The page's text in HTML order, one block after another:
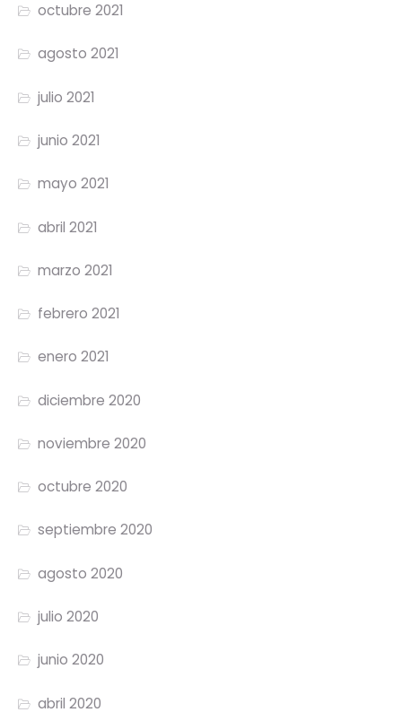
octubre 2021
agosto 2021
julio 2021
junio 2021
mayo 2021
abril 2021
marzo 2021
febrero 2021
enero 2021
diciembre 2020
noviembre 2020
octubre 2020
septiembre 2020
agosto 2020
julio 2020
junio 2020
abril 2020